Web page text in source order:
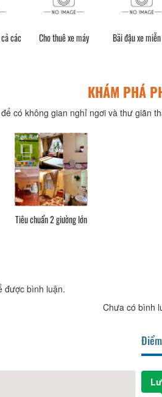
các
Cho thuê xe máy Bãi đậu xe
KHÁM PHÁ
có không gian nghỉ ngơi và thư giãn
Tiêu chuẩn 2 giường lớn
được bình luận.
Chưa có bình